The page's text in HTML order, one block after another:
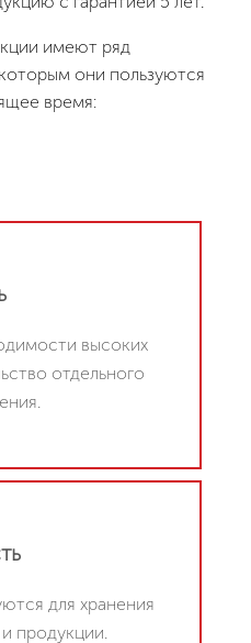
имеют ряд
они пользуются
время:
высоких
отдельного
для хранения
продукции.